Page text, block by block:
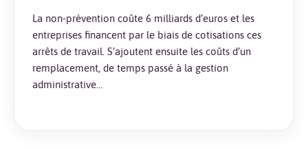
La non-prévention coûte 6 milliards d’euros et les
entreprises financent par le biais de cotisations ces
arrêts de travail. S’ajoutent ensuite les coûts d’un
remplacement, de temps passé à la gestion
administrative…